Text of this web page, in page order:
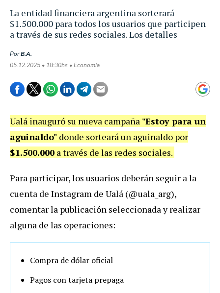
La entidad financiera argentina sorterará
$1.500.000 para todos los usuarios que participen
a través de sus redes sociales. Los detalles
PorB.A.
05.12.2025 • 18:30hs • Economía
Ualá inauguró su nueva campaña "Estoy para un
aguinaldo" donde sorteará un aguinaldo por
$1.500.000 a través de las redes sociales.
Para participar, los usuarios deberán seguir a la
cuenta de Instagram de Ualá (@uala_arg),
comentar la publicación seleccionada y realizar
alguna de las operaciones:
Compra de dólar oficial
Pagos con tarjeta prepaga